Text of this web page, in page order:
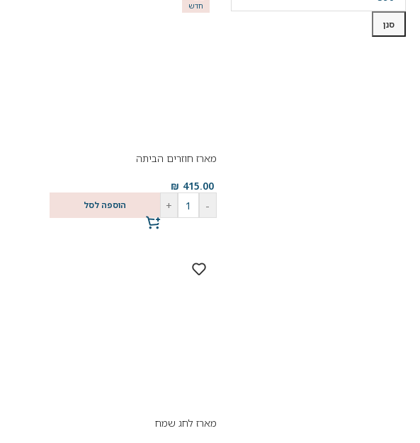
סנן
חדש
מארז חוזרים הביתה
415.00
₪
-
+ הוספה לסל
מארז לחג שמח